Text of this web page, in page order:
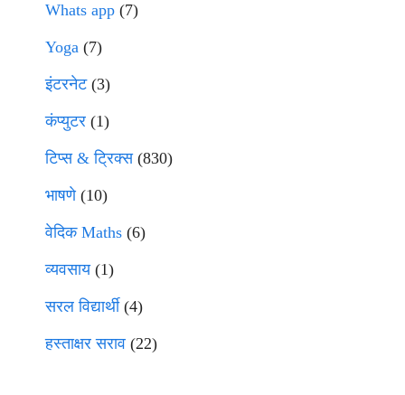
Whats app (7)
Yoga (7)
इंटरनेट(3)
कंप्युटर (1)
टिप्स & ट्रिक्स(830)
भाषणे(10)
वेदिक Maths (6)
व्यवसाय(1)
सरल विद्यार्थी(4)
हस्ताक्षर सराव (22)